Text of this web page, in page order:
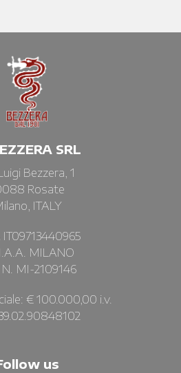
SRL
Bezzera, 1
Rosate
ITALY
IT09713440965
MILANO
N. MI-2109146
€ 100.000,00 i.v.
us